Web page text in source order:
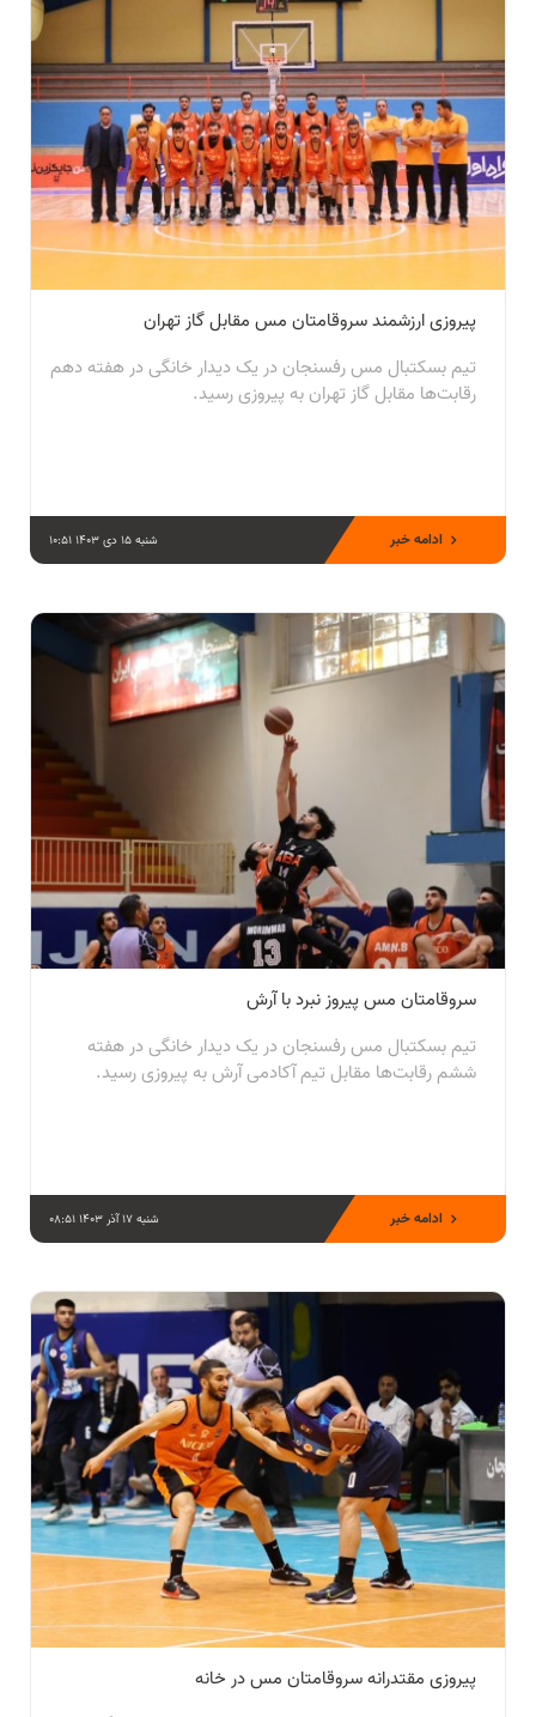
پیروزی ارزشمند سروقامتان مس مقابل گاز تهران
تیم بسکتبال مس رفسنجان در یک دیدار خانگی در هفته دهم
رقابت‌ها مقابل گاز تهران به پیروزی رسید.
شنبه 15 دی 1403 10:51 ادامه خبر
سروقامتان مس پیروز نبرد با آرش
تیم بسکتبال مس رفسنجان در یک دیدار خانگی در هفته
ششم رقابت‌ها مقابل تیم آکادمی آرش به پیروزی رسید.
شنبه 17 آذر 1403 08:51 ادامه خبر
پیروزی مقتدرانه سروقامتان مس در خانه